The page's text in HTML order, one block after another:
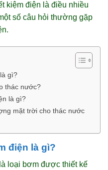
kiệm điện là điều nhiều
số câu hỏi thường gặp
gì?
thác nước?
là gì?
mặt trời cho thác nước
điện là gì?
loại bơm được thiết kế